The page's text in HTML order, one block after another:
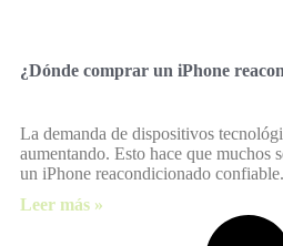
¿Dónde comprar un iPhone
La demanda de dispositivos
aumentando. Esto hace que muchos
un iPhone reacondicionado
Leer más »